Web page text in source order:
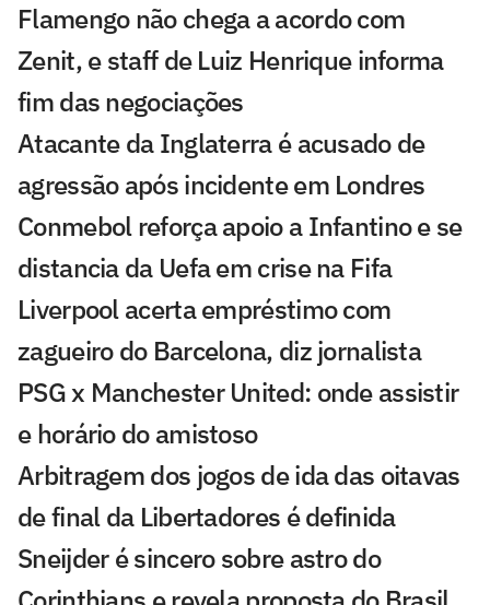
Flamengo não chega a acordo com
Zenit, e staff de Luiz Henrique informa
fim das negociações
Atacante da Inglaterra é acusado de
agressão após incidente em Londres
Conmebol reforça apoio a Infantino e se
distancia da Uefa em crise na Fifa
Liverpool acerta empréstimo com
zagueiro do Barcelona, diz jornalista
PSG x Manchester United: onde assistir
e horário do amistoso
Arbitragem dos jogos de ida das oitavas
de final da Libertadores é definida
Sneijder é sincero sobre astro do